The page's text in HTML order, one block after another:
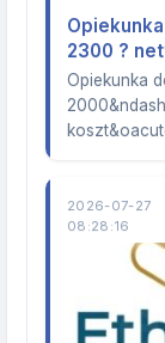
2300 ?
Opiekunka
2026-07-27
08:28:16